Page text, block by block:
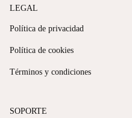
LEGAL
Política de privacidad
Política de cookies
Términos y condiciones
SOPORTE